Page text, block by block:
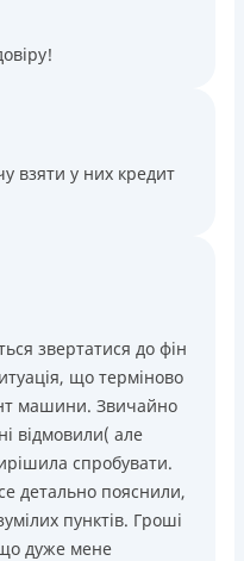
взяти у них кредит
звертатися до фін
що терміново
машини. Звичайно
відмовили( але
спробувати.
детально пояснили,
пунктів. Гроші
дуже мене